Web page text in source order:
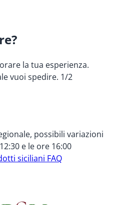
la tua esperienza.
vuoi spedire. 1/2
possibili variazioni
e le ore 16:00
siciliani FAQ